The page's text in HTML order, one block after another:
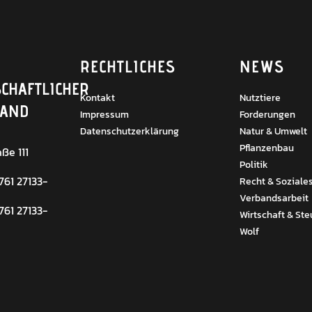
111
27133-
27133-
RECHTLICHES
Kontakt
Impressum
Datenschutzerklärung
NEWS
Nutztiere
Forderungen
Natur & Umwelt
Pflanzenbau
Politik
Recht & Soziales
Verbandsarbeit
Wirtschaft &
Wolf